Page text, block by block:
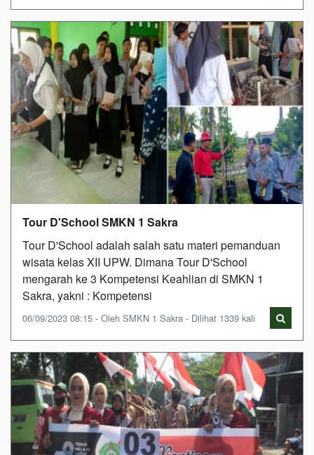
Tour D'School SMKN 1 Sakra
Tour D'School adalah salah satu materi pemanduan
wisata kelas XII UPW. Dimana Tour D'School
mengarah ke 3 Kompetensi Keahlian di SMKN 1
Sakra, yakni : Kompetensi
06/09/2023 08:15 - Oleh SMKN 1 Sakra - Dilihat 1339 kali